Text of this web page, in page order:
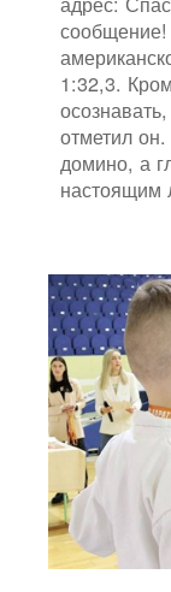
сообщение!
1:32,3.
отметил
домино, а
настоящим